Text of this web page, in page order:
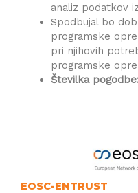
analiz podatkov
Spodbujal bo
programske
pri njihovih
programske
Številka
EOSC-ENTRUST